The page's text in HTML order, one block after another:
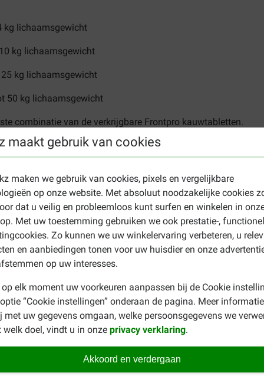
maakt gebruik van cookies
maken we gebruik van cookies, pixels en vergelijkbare
op onze website. Met absoluut noodzakelijke cookies
dat u veilig en probleemloos kunt surfen en winkelen in
Met uw toestemming gebruiken we ook prestatie-,
Zo kunnen we uw winkelervaring verbeteren, u
en aanbiedingen tonen voor uw huisdier en onze
op uw interesses.
op elk moment uw voorkeuren aanpassen bij de Cookie
“Cookie instellingen” onderaan de pagina. Meer
met uw gegevens omgaan, welke persoonsgegevens we
welk doel, vindt u in onze privacy verklaring.
Akkoord en verdergaan
kg lichaamsgewicht
kg lichaamsgewicht
kg lichaamsgewicht
50 kg lichaamsgewicht
combinatie van de verkrijgbare Frontpro kauwtabletten.
pups jonger dan 8 weken, honden met een gewicht
dieren.
het algemeen voldoende wanneer u zich houdt aan het
voor de hond
voor de hond L (10 tot 25 kg) de juiste variant.